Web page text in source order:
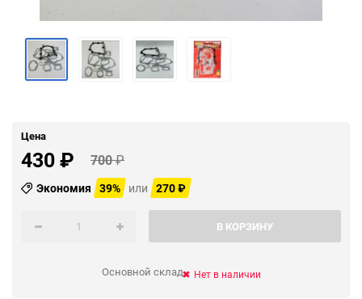
Цена
430₽ 700₽
Экономия 39% или 270₽
В КОРЗИНУ
Основной склад Нет в наличии